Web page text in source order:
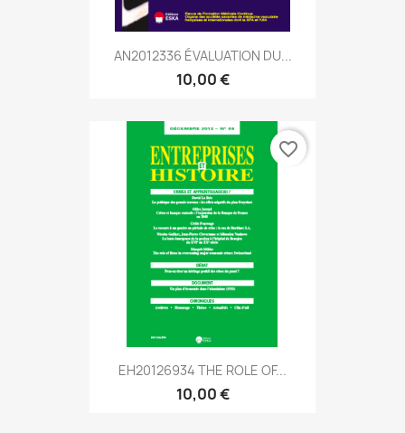
AN2012336 ÉVALUATION DU...
10,00 €
EH20126934 THE ROLE OF...
10,00 €
favorite_border